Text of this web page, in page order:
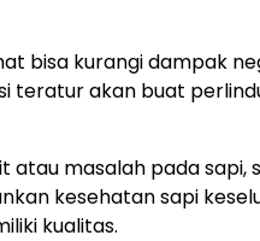
bisa kurangi dampak
teratur akan buat
masalah pada
kesehatan sapi
kualitas.